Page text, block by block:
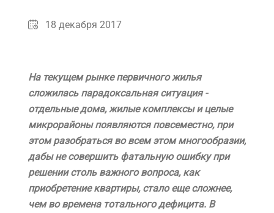
18 декабря 2017
На текущем рынке первичного жилья
сложилась парадоксальная ситуация -
отдельные дома, жилые комплексы и целые
микрорайоны появляются повсеместно, при
этом разобраться во всем этом многообразии,
дабы не совершить фатальную ошибку при
решении столь важного вопроса, как
приобретение квартиры, стало еще сложнее,
чем во времена тотального дефицита. В